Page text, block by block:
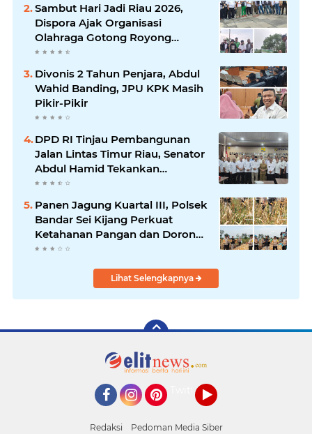
Sambut Hari Jadi Riau 2026,
Dispora Ajak Organisasi
Olahraga Gotong Royong
Percantik Stadion Utama Riau
Divonis 2 Tahun Penjara, Abdul
Wahid Banding, JPU KPK Masih
Pikir-Pikir
DPD RI Tinjau Pembangunan
Jalan Lintas Timur Riau, Senator
Abdul Hamid Tekankan
Infrastruktur Harus Profesional
Panen Jagung Kuartal III, Polsek
Bandar Sei Kijang Perkuat
Ketahanan Pangan dan Dorong
Produktivitas Petani
Lihat Selengkapnya
Twitter
Redaksi Pedoman Media Siber